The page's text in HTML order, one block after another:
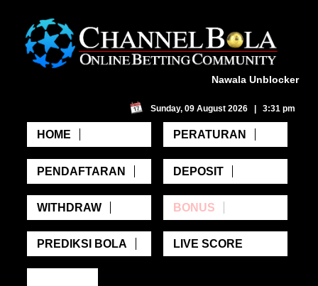
Nawala Unblocker
Sunday, 09 August 2026 | 3:31 pm
HOME PERATURAN
PENDAFTARAN DEPOSIT
WITHDRAW BONUS
PREDIKSI BOLA LIVE SCORE